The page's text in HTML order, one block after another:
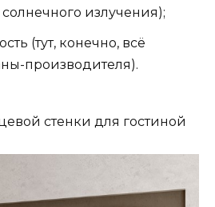
излучения);
(тут, конечно, всё
производителя).
стенки для гостиной